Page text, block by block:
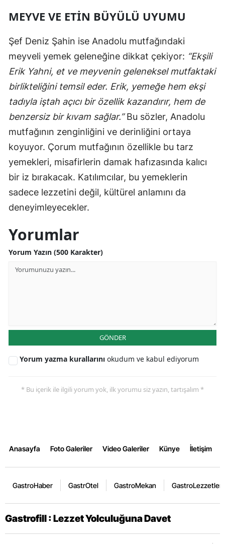
MEYVE VE ETIN BÜYÜLÜ UYUMU
Şef Deniz Şahin ise Anadolu mutfağındaki
meyveli yemek geleneğine dikkat çekiyor: “Ekşili
Erik Yahni, et ve meyvenin geleneksel mutfaktaki
birlikteliğini temsil eder. Erik, yemeğe hem ekşi
tadıyla iştah açıcı bir özellik kazandırır, hem de
benzersiz bir kıvam sağlar.”Bu sözler, Anadolu
mutfağının zenginliğini ve derinliğini ortaya
koyuyor. Çorum mutfağının özellikle bu tarz
yemekleri, misafirlerin damak hafızasında kalıcı
bir iz bırakacak. Katılımcılar, bu yemeklerin
sadece lezzetini değil, kültürel anlamını da
deneyimleyecekler.
Yorumlar
Yorum Yazın (500 Karakter)
GÖNDER
Yorum yazma kurallarını okudum ve kabul ediyorum
* Bu içerik ile ilgili yorum yok, ilk yorumu siz yazın, tartışalım *
Anasayfa Foto Galeriler Video Galeriler Künye İletişim
GastroHaber GastrOtel GastroMekan GastroLezzetler
Gastrofill : Lezzet Yolculuğuna Davet